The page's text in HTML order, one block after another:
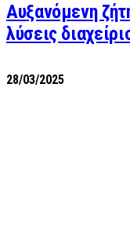
Αυξανόμενη
λύσεις
28/03/2025